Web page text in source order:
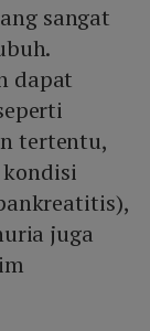
sangat
dapat
tertentu,
juga